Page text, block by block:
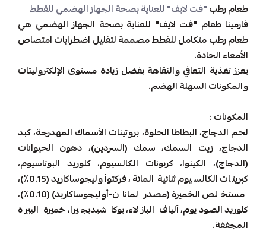
طعام رطب"فت لايف" للعناية بصحة الجهاز الهضمي للقطط
فارمينا طعام "فت لايف" للعناية بصحة الجهاز الهضمي هي
طعام رطب متكامل للقطط مصممة لتقليل اضطرابات امتصاص
الأمعاء الحادة.
يعزز تغذية التعافي والنقاهة بفضل زيادة مستوى الإلكتروليتات
والمكونات السهلة الهضم.
المكونات :
لحم الدجاج، البطاطا الحلوة، بروتينات الأسماك المهدرجة، كبد
الدجاج، زيت السمك، سمك (السردين)، دهون الحيوانات
(الدجاج)، الكينوا، كربونات الكالسيوم، كلوريد البوتاسيوم،
كبريتات الكالسيوم ثنائية المائة، فركتوأوليجوساكاريد (0.15٪)،
مستخلص الخميرة (مصدر لمانان-أوليجوساكاريد) (0.10٪)،
كلوريد الصوديوم، ألياف البازلاء، يوكا شيديجيرا، خميرة البيرة
المجففة.